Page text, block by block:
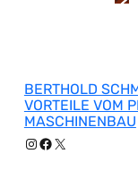
BERTHOLD
VORTEILE VOM
MASCHINENBAU
Instagram
Facebook
X